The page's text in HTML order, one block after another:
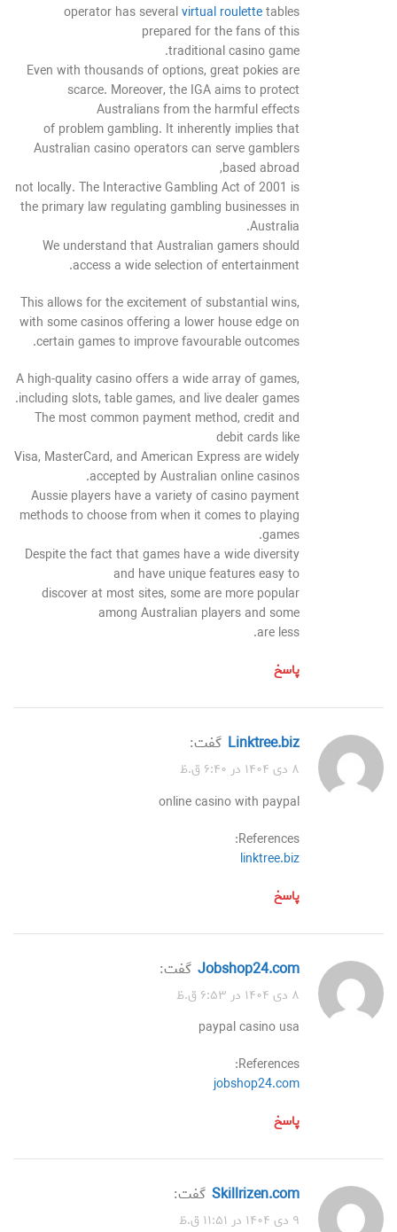
operator has severalvirtual roulettetables
prepared for the fans of this
traditional casino game.
Even with thousands of options, great pokies are
scarce. Moreover, the IGA aims to protect
Australians from the harmful effects
of problem gambling. It inherently implies that
Australian casino operators can serve gamblers
based abroad,
not locally. The Interactive Gambling Act of 2001 is
the primary law regulating gambling businesses in
Australia.
We understand that Australian gamers should
access a wide selection of entertainment.
This allows for the excitement of substantial wins,
with some casinos offering a lower house edge on
certain games to improve favourable outcomes.
A high-quality casino offers a wide array of games,
including slots, table games, and live dealer games.
The most common payment method, credit and
debit cards like
Visa, MasterCard, and American Express are widely
accepted by Australian online casinos.
Aussie players have a variety of casino payment
methods to choose from when it comes to playing
games.
Despite the fact that games have a wide diversity
and have unique features easy to
discover at most sites, some are more popular
among Australian players and some
are less.
پاسخ
linktree.biz گفت:
۸ دی ۱۴۰۴ در ۶:۴۰ ق.ظ
online casino with paypal
References:
linktree.biz
پاسخ
jobshop24.com گفت:
۸ دی ۱۴۰۴ در ۶:۵۳ ق.ظ
paypal casino usa
References:
jobshop24.com
پاسخ
skillrizen.com گفت:
۹ دی ۱۴۰۴ در ۱۱:۵۱ ق.ظ